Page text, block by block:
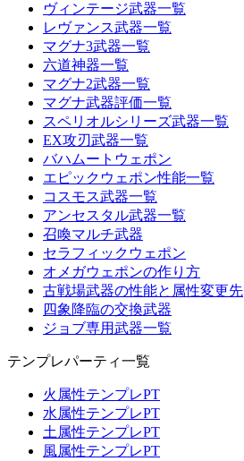
ヴィンテージ武器一覧
レヴァンス武器一覧
マグナ3武器一覧
六道神器一覧
マグナ2武器一覧
マグナ武器評価一覧
スペリオルシリーズ武器一覧
EX攻刃武器一覧
バハムートウェポン
エピックウェポン性能一覧
コスモス武器一覧
アンセスタル武器一覧
召喚マルチ武器
セラフィックウェポン
オメガウェポンの作り方
古戦場武器の性能と属性変更先
四象降臨の交換武器
ジョブ専用武器一覧
テンプレパーティ一覧
火属性テンプレPT
水属性テンプレPT
土属性テンプレPT
風属性テンプレPT